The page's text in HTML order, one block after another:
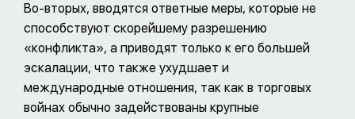
Во-вторых, вводятся ответные меры, которые не
способствуют скорейшему разрешению
«конфликта», а приводят только к его большей
эскалации, что также ухудшает и
международные отношения, так как в торговых
войнах обычно задействованы крупные